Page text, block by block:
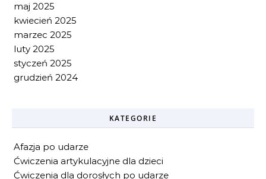
maj 2025
kwiecień 2025
marzec 2025
luty 2025
styczeń 2025
grudzień 2024
KATEGORIE
Afazja po udarze
Ćwiczenia artykulacyjne dla dzieci
Ćwiczenia dla dorosłych po udarze